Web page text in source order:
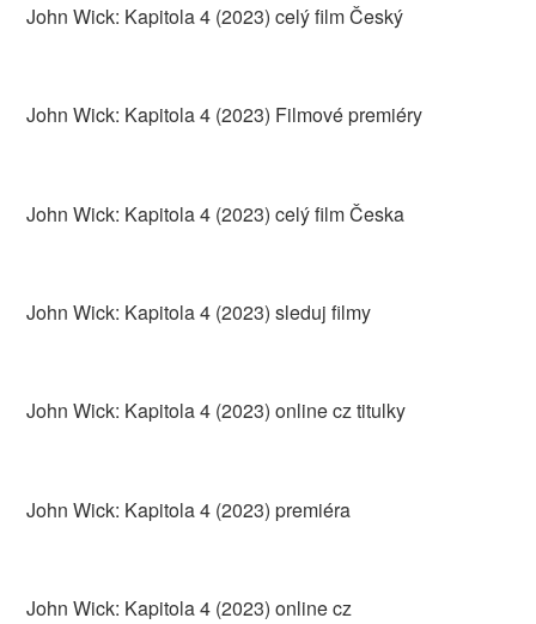
John Wick: Kapitola 4 (2023) celý film Český
John Wick: Kapitola 4 (2023) Filmové premiéry
John Wick: Kapitola 4 (2023) celý film Česka
John Wick: Kapitola 4 (2023) sleduj filmy
John Wick: Kapitola 4 (2023) online cz titulky
John Wick: Kapitola 4 (2023) premiéra
John Wick: Kapitola 4 (2023) online cz